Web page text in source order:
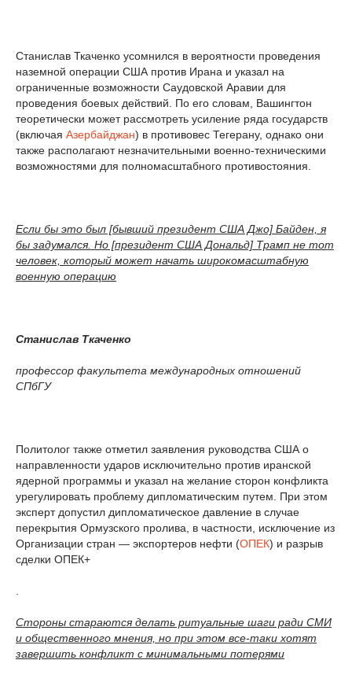
Станислав Ткаченко усомнился в вероятности проведения
наземной операции США против Ирана и указал на
ограниченные возможности Саудовской Аравии для
проведения боевых действий. По его словам, Вашингтон
теоретически может рассмотреть усиление ряда государств
(включая Азербайджан) в противовес Тегерану, однако они
также располагают незначительными военно-техническими
возможностями для полномасштабного противостояния.
Если бы это был [бывший президент США Джо] Байден, я
бы задумался. Но [президент США Дональд] Трамп не тот
человек, который может начать широкомасштабную
военную операцию
Станислав Ткаченко
профессор факультета международных отношений
СПбГУ
Политолог также отметил заявления руководства США о
направленности ударов исключительно против иранской
ядерной программы и указал на желание сторон конфликта
урегулировать проблему дипломатическим путем. При этом
эксперт допустил дипломатическое давление в случае
перекрытия Ормузского пролива, в частности, исключение из
Организации стран — экспортеров нефти (ОПЕК) и разрыв
сделки ОПЕК+
Стороны стараются делать ритуальные шаги ради СМИ
и общественного мнения, но при этом все-таки хотят
завершить конфликт с минимальными потерями